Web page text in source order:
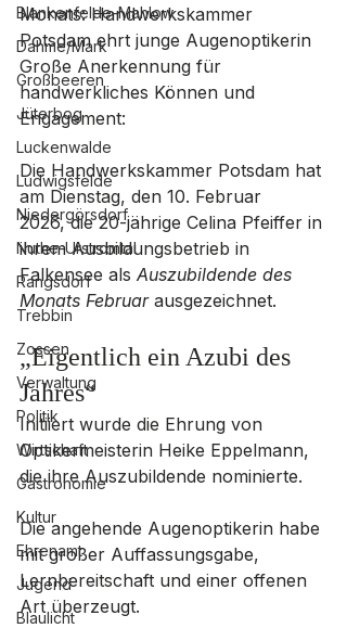
Blankenfelde-Mahlow
Dahme/Mark
Großbeeren
Jüterbog
Luckenwalde
Ludwigsfelde
Niedergörsdorf
Nuthe-Urstromtal
Rangsdorf
Trebbin
Zossen
Verwaltung
Politik
Wirtschaft
Gastronomie
Kultur
Ehrenamt
Jugend
Blaulicht
Monats: Handwerkskammer
Potsdam ehrt junge Augenoptikerin
Große Anerkennung für
handwerkliches Können und
Engagement:
Die Handwerkskammer Potsdam hat
am Dienstag, den 10. Februar
2026, die 20-jährige Celina Pfeiffer in
ihrem Ausbildungsbetrieb in
Falkensee als Auszubildende des
Monats Februar ausgezeichnet.
„Eigentlich ein Azubi des
Jahres“
Initiiert wurde die Ehrung von
Optikermeisterin Heike Eppelmann,
die ihre Auszubildende nominierte.
Die angehende Augenoptikerin habe
mit großer Auffassungsgabe,
Lernbereitschaft und einer offenen
Art überzeugt.